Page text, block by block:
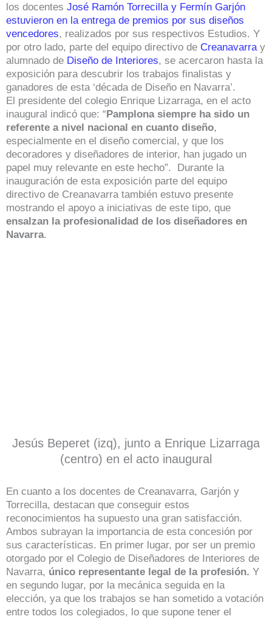
los docentes José Ramón Torrecilla y Fermín Garjón
estuvieron en la entrega de premios por sus diseños
vencedores, realizados por sus respectivos Estudios. Y
por otro lado, parte del equipo directivo de Creanavarra y
alumnado de Diseño de Interiores, se acercaron hasta la
exposición para descubrir los trabajos finalistas y
ganadores de esta ‘década de Diseño en Navarra’.
El presidente del colegio Enrique Lizarraga, en el acto
inaugural indicó que: “Pamplona siempre ha sido un
referente a nivel nacional en cuanto diseño,
especialmente en el diseño comercial, y que los
decoradores y diseñadores de interior, han jugado un
papel muy relevante en este hecho”. Durante la
inauguración de esta exposición parte del equipo
directivo de Creanavarra también estuvo presente
mostrando el apoyo a iniciativas de este tipo, que
ensalzan la profesionalidad de los diseñadores en
Navarra.
Jesús Beperet (izq), junto a Enrique Lizarraga
(centro) en el acto inaugural
En cuanto a los docentes de Creanavarra, Garjón y
Torrecilla, destacan que conseguir estos
reconocimientos ha supuesto una gran satisfacción.
Ambos subrayan la importancia de esta concesión por
sus características. En primer lugar, por ser un premio
otorgado por el Colegio de Diseñadores de Interiores de
Navarra, único representante legal de la profesión. Y
en segundo lugar, por la mecánica seguida en la
elección, ya que los trabajos se han sometido a votación
entre todos los colegiados, lo que supone tener el